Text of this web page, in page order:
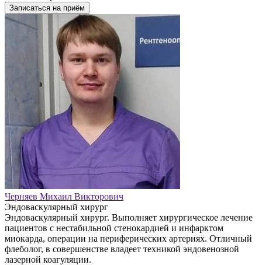
Записаться на приём
Черняев Михаил Викторович
Эндоваскулярный хирург
Эндоваскулярный хирург. Выполняет хирургическое лечение
пациентов с нестабильной стенокардией и инфарктом
миокарда, операции на периферических артериях. Отличный
флеболог, в совершенстве владеет техникой эндовенозной
лазерной коагуляции.